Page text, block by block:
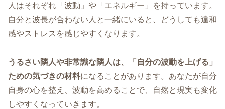
人はそれぞれ「波動」や「エネルギー」を持っています。
自分と波長が合わない人と一緒にいると、どうしても違和
感やストレスを感じやすくなります。
うるさい隣人や非常識な隣人は、「自分の波動を上げる」
ための気づきの材料になることがあります。あなたが自分
自身の心を整え、波動を高めることで、自然と現実も変化
しやすくなっていきます。